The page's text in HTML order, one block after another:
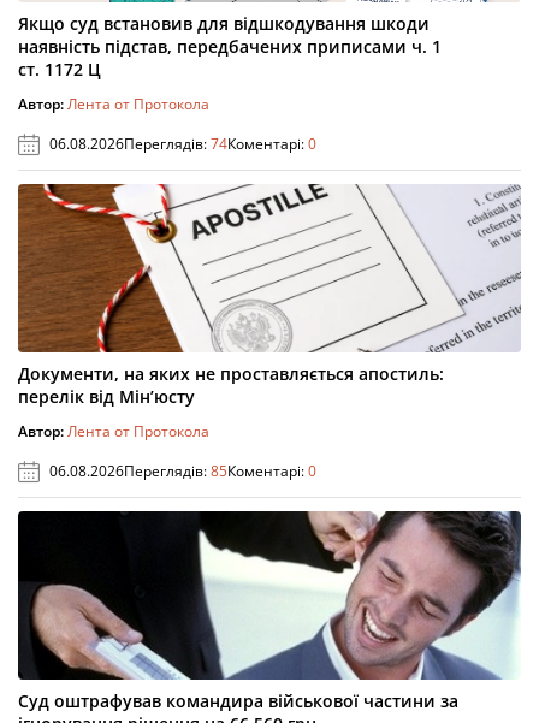
Якщо суд встановив для відшкодування шкоди
наявність підстав, передбачених приписами ч. 1
ст. 1172 Ц
Автор:Лента от Протокола
06.08.2026Переглядів:74Коментарі:0
Документи, на яких не проставляється апостиль:
перелік від Мін’юсту
Автор:Лента от Протокола
06.08.2026Переглядів:85Коментарі:0
Суд оштрафував командира військової частини за